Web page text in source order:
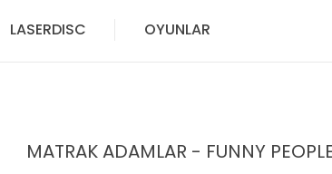
LASERDISC OYUNLAR
MATRAK ADAMLAR - FUNNY